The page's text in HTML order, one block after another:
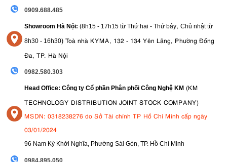
0909.688.485
Showroom Hà Nội: (8h15 - 17h15 từ Thứ hai - Thứ bảy, Chủ nhật từ
8h30 - 16h30) Toà nhà KYMA, 132 - 134 Yên Lãng, Phường Đống
Đa, TP. Hà Nội
0982.580.303
Head Office: Công ty Cổ phần Phân phối Công Nghệ KM (KM
TECHNOLOGY DISTRIBUTION JOINT STOCK COMPANY)
MSDN: 0318238276 do Sở Tài chính TP Hồ Chí Minh cấp ngày
03/01/2024
96 Nam Kỳ Khởi Nghĩa, Phường Sài Gòn, TP. Hồ Chí Minh
0984.895.050